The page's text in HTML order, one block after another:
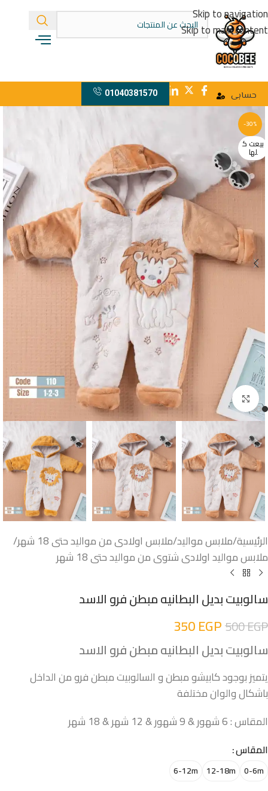
Skip to navigation
Skip to main content
حسابى 01040381570
-30%
بيعت ك
لها
اضغط للتكبير
الرئيسية/ملابس مواليد/ملابس اولادى من مواليد حتى 18 شهر
/
ملابس مواليد اولادى شتوى من مواليد حتى 18 شهر
سالوبيت بديل البطانيه مبطن فرو الاسد
500EGP
350EGP
سالوبيت بديل البطانيه مبطن فرو الاسد
يتميز بوجود كابيشو مبطن و السالوبيت مبطن فرو من الداخل
باشكال والوان مختلفة
المقاس : 6 شهور & 9 شهور & 12 شهر & 18 شهر
المقاس
0-6m
12-18m
6-12m